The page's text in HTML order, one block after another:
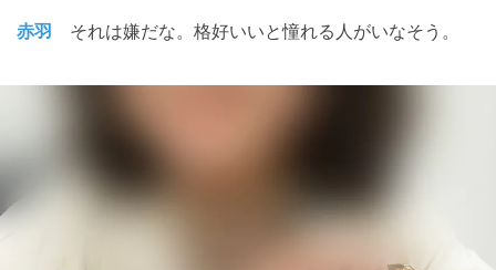
赤羽 それは嫌だな。格好いいと憧れる人がいなそう。